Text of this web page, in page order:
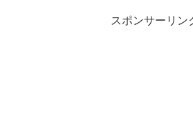
スポンサーリン